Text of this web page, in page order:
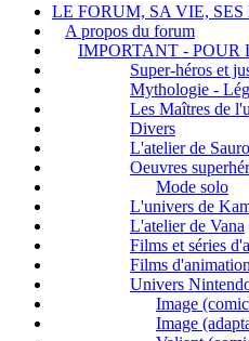
LE FORUM, SA VIE, SES
A propos du forum
IMPORTANT -
Super-héros et
Mythologie -
Les Maîtres de
Divers
L'atelier de
Oeuvres
Mode solo
L'univers de
L'atelier de Vana
Films et séries
Films
Univers
Image
Image